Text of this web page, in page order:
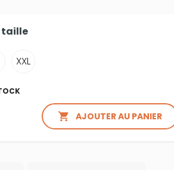
taille
XXL
 AJOUTER AU PANIER